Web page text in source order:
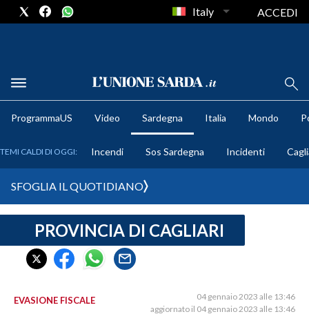
METEO
CRONACA SARDEGNA
CAGLIARI
SULCIS IGLESIENTE
Italy ACCEDI
ProgrammaUS Video Sardegna Italia Mondo
TEMI CALDI DI OGGI: Incendi Sos Sardegna Incidenti
SFOGLIA IL QUOTIDIANO
PROVINCIA DI CAGLIARI
EVASIONE FISCALE
04 gennaio 2023 alle 13:46
aggiornato il 04 gennaio 2023 alle 13:46